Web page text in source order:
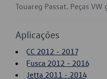
Touareg Passat. Peças
Aplicações
CC 2012 - 2017
Fusca 2012 - 2016
Jetta 2011 - 2014